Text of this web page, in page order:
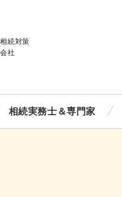
続対策
社
相続実務士＆専門家